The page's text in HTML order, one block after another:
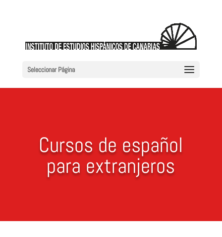
Seleccionar Página
Cursos de español
para extranjeros